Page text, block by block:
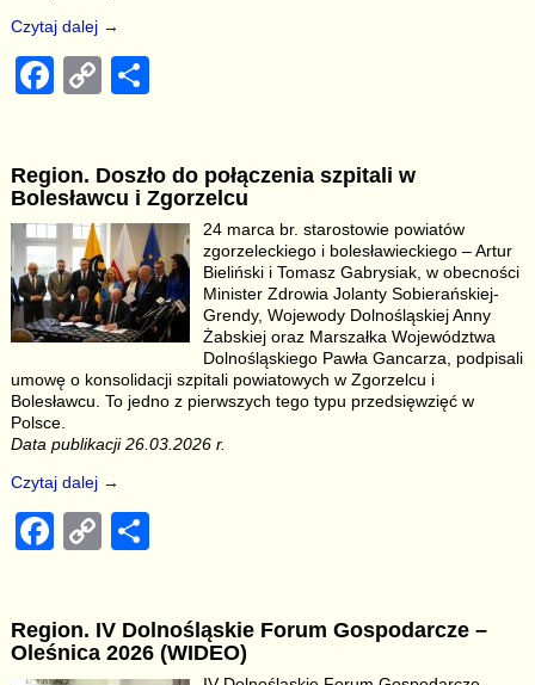
Czytaj dalej →
F
e
b
o
o
k
C
y
Li
n
k
e
Region. Doszło do połączenia szpitali w
Bolesławcu i Zgorzelcu
24 marca br. starostowie powiatów
zgorzeleckiego i bolesławieckiego – Artur
Bieliński i Tomasz Gabrysiak, w obecności
Minister Zdrowia Jolanty Sobierańskiej-
Grendy, Wojewody Dolnośląskiej Anny
Żabskiej oraz Marszałka Województwa
Dolnośląskiego Pawła Gancarza, podpisali
umowę o konsolidacji szpitali powiatowych w Zgorzelcu i
Bolesławcu. To jedno z pierwszych tego typu przedsięwzięć w
Polsce.
Data publikacji 26.03.2026 r.
Czytaj dalej →
F
e
C
y
S
e
Region. IV Dolnośląskie Forum Gospodarcze –
Oleśnica 2026 (WIDEO)